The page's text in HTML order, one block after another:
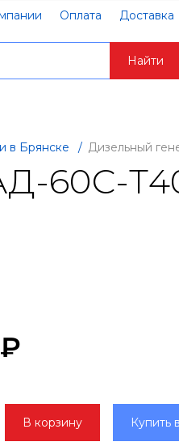
Оплата Доставка
Найти
в Брянске / Дизельный
60С-
В корзину Купить